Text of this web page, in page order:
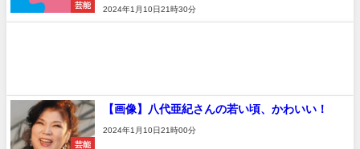
芸能
2024年1月10日21時30分
芸能
【画像】八代亜紀さんの若い頃、かわいい！
2024年1月10日21時00分